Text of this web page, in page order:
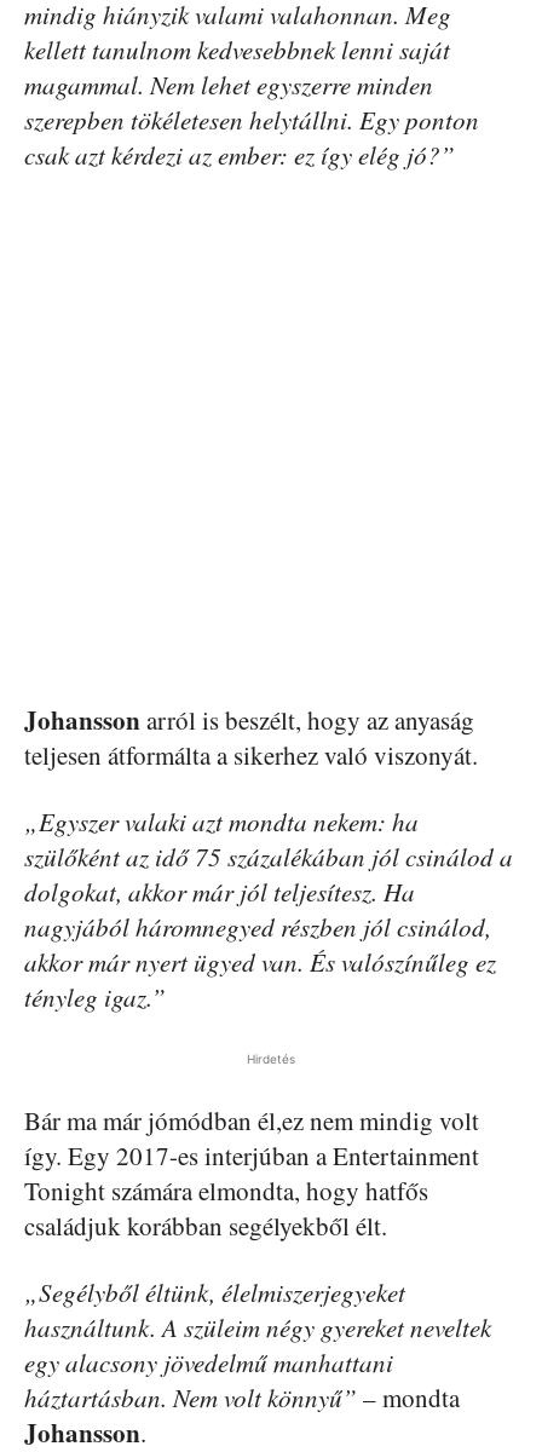
mindig hiányzik valami valahonnan. Meg
kellett tanulnom kedvesebbnek lenni saját
magammal. Nem lehet egyszerre minden
szerepben tökéletesen helytállni. Egy ponton
csak azt kérdezi az ember: ez így elég jó?”
Johanssonarról is beszélt, hogy az anyaság
teljesen átformálta a sikerhez való viszonyát.
„Egyszer valaki azt mondta nekem: ha
szülőként az idő 75 százalékában jól csinálod a
dolgokat, akkor már jól teljesítesz. Ha
nagyjából háromnegyed részben jól csinálod,
akkor már nyert ügyed van. És valószínűleg ez
tényleg igaz.”
Hirdetés
Bár ma már jómódban él,ez nem mindig volt
így. Egy 2017-es interjúban a Entertainment
Tonight számára elmondta, hogy hatfős
családjuk korábban segélyekből élt.
„Segélyből éltünk, élelmiszerjegyeket
használtunk. A szüleim négy gyereket neveltek
egy alacsony jövedelmű manhattani
háztartásban. Nem volt könnyű” – mondta
Johansson.